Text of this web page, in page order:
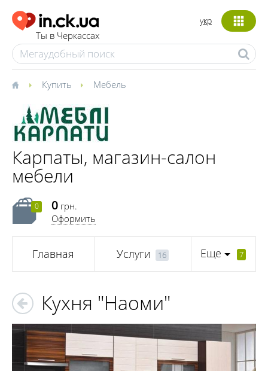
Ты в Черкассах
укр
Купить Мебель
Карпаты, магазин-салон
мебели
0 0 грн.
Оформить
Главная Услуги 16 Еще 7
Кухня "Наоми"